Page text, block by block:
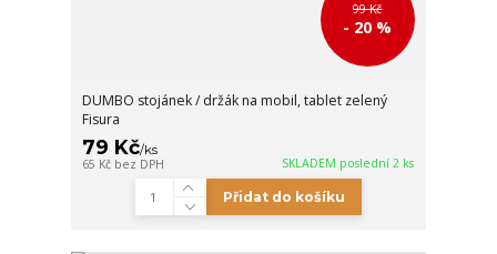
99 Kč
- 20 %
DUMBO stojánek / držák na mobil, tablet zelený
Fisura
79 Kč/ks
65 Kč bez DPH SKLADEM poslední 2 ks
Přidat do košíku